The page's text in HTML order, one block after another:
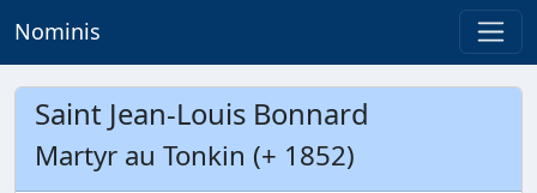
Nominis
Saint Jean-Louis Bonnard
Martyr au Tonkin (+ 1852)